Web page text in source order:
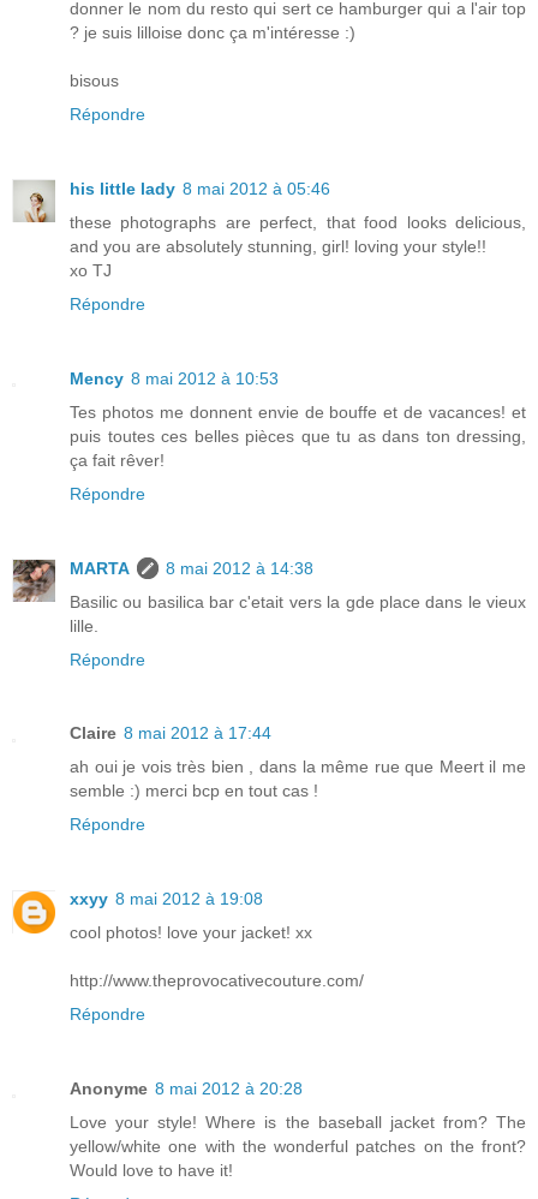
donner le nom du resto qui sert ce hamburger qui a l'air top
? je suis lilloise donc ça m'intéresse :)
bisous
Répondre
his little lady 8 mai 2012 à 05:46
these photographs are perfect, that food looks delicious,
and you are absolutely stunning, girl! loving your style!!
xo TJ
Répondre
Mency 8 mai 2012 à 10:53
Tes photos me donnent envie de bouffe et de vacances! et
puis toutes ces belles pièces que tu as dans ton dressing,
ça fait rêver!
Répondre
MARTA
8 mai 2012 à 14:38
Basilic ou basilica bar c'etait vers la gde place dans le vieux
lille.
Répondre
Claire 8 mai 2012 à 17:44
ah oui je vois très bien , dans la même rue que Meert il me
semble :) merci bcp en tout cas !
Répondre
xxyy 8 mai 2012 à 19:08
cool photos! love your jacket! xx
http://www.theprovocativecouture.com/
Répondre
Anonyme 8 mai 2012 à 20:28
Love your style! Where is the baseball jacket from? The
yellow/white one with the wonderful patches on the front?
Would love to have it!